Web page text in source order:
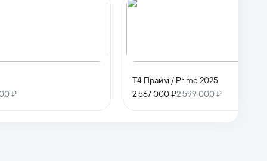
₽
T4 Прайм / Prime 2025
2 567 000 ₽2 599 000 ₽